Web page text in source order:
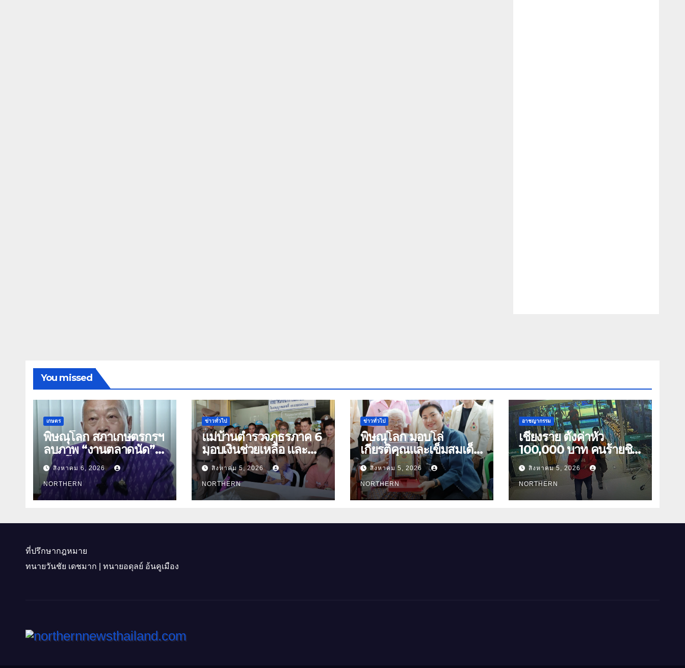
You missed
เกษตร
พิษณุโลก สภาเกษตรกรฯ
ลบภาพ “งานตลาดนัด”
พลิกโฉมงาน “เกษตร
รุ่งเรืองเมืองสองแคว 69”
มุ่งประโยชน์เกษตรกร ดึง
นวัตกรรม-จับคู่ธุรกิจดัน
(คลิป)
สิงหาคม 6, 2026
NORTHERN
ข่าวทั่วไป
แม่บ้านตำรวจภูธรภาค 6
มอบเงินช่วยเหลือ และ
สิ่งของบำรุงขวัญ บุตร-
ธิดา ข้าราชการตำรวจ
จังหวัดอุทัยธานี
สิงหาคม 5, 2026
NORTHERN
ข่าวทั่วไป
พิษณุโลก มอบโล่
เกียรติคุณและเข็มสมเด็จ
ย่า อายุ 100 ปี “นางจอม
นุ่มเนตร” ตำบลบ้านกร่าง
อำเภอเมือง
สิงหาคม 5, 2026
NORTHERN
อาชญากรรม
เชียงราย ตั้งค่าหัว
100,000 บาท คนร้ายชิง
ทองเชียงของ ลาวพบ
เสื้อผ้าคนร้ายตั้งจุดตรวจ
ตามเส้นทาง
สิงหาคม 5, 2026
NORTHERN
ที่ปรึกษากฎหมาย
ทนายวันชัย เดชมาก | ทนายอดุลย์ อ้นคูเมือง